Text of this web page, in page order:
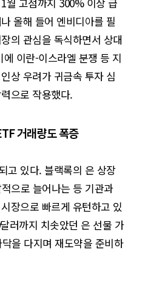
올해 들어 엔비디아를 필
의 관심을 독식하면서 상대
이란-이스라엘 분쟁 등 지
상 우려가 귀금속 투자 심
으로 작용했다.
거래량도 폭증
고 있다. 블랙록의 은 상장
으로 늘어나는 등 기관과
장으로 빠르게 유턴하고 있
러까지 치솟았던 은 선물 가
을 다지며 재도약을 준비하